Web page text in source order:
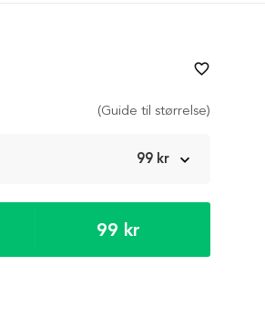
(Guide til størrelse)
99 kr
99 kr
favorite_border